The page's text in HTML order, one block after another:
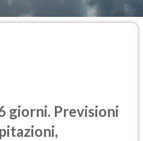
giorni. Previsioni